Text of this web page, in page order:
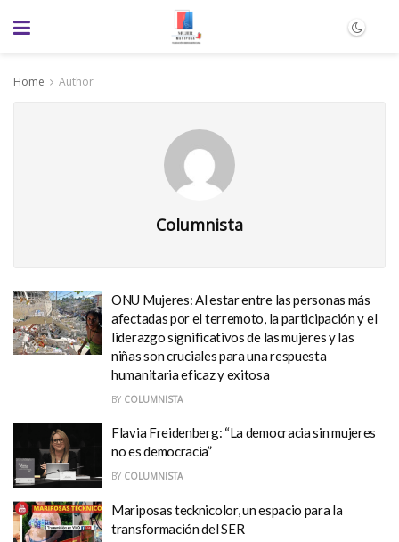
Home Author
Columnista
ONU Mujeres: Al estar entre las personas más
afectadas por el terremoto, la participación y el
liderazgo significativos de las mujeres y las
niñas son cruciales para una respuesta
humanitaria eficaz y exitosa
BY COLUMNISTA
Flavia Freidenberg: “La democracia sin mujeres
no es democracia”
BY COLUMNISTA
Mariposas tecknicolor, un espacio para la
transformación del SER